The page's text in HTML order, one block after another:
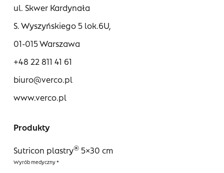
ul. Skwer Kardynała
S. Wyszyńskiego 5 lok.6U,
01-015 Warszawa
+48 22 811 41 61
biuro@verco.pl
www.verco.pl
Produkty
Sutricon plastry®5×30 cm